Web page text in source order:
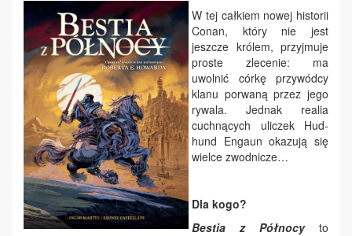
W tej całkiem nowej historii
Conan, który nie jest
jeszcze królem, przyjmuje
proste zlecenie: ma
uwolnić córkę przywódcy
klanu porwaną przez jego
rywala. Jednak realia
cuchnących uliczek Hud-
hund Engaun okazują się
wielce zwodnicze…
Dla kogo?
Bestia z Północyto